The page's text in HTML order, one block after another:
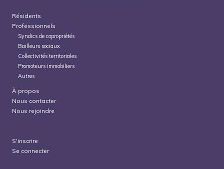
Résidents
Professionnels
Syndics de copropriétés
Bailleurs sociaux
Collectivités territoriales
Promoteurs immobiliers
Autres
À propos
Nous contacter
Nous rejoindre
S'inscrire
Se connecter